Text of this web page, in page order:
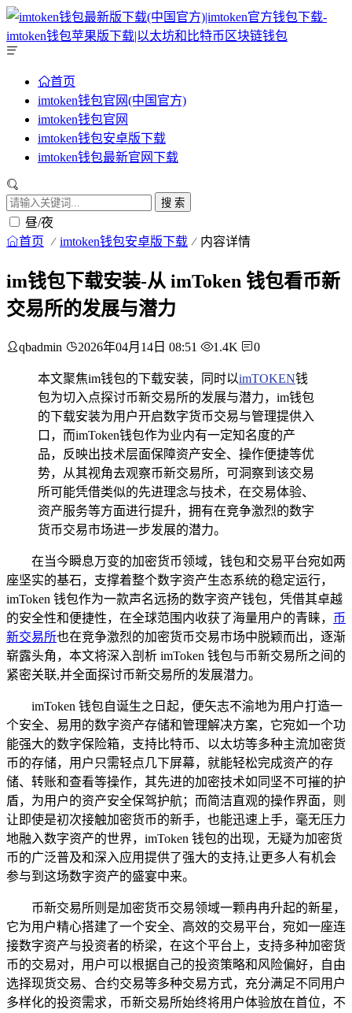
首页
imtoken钱包官网(中国官方)
imtoken钱包官网
imtoken钱包安卓版下载
imtoken钱包最新官网下载
搜 索
昼/夜
首页 imtoken钱包安卓版下载 内容详情
im钱包下载安装-从 imToken 钱包看币新
交易所的发展与潜力
qbadmin 2026年04月14日 08:51 1.4K 0
本文聚焦im钱包的下载安装，同时以imTOKEN钱
包为切入点探讨币新交易所的发展与潜力，im钱包
的下载安装为用户开启数字货币交易与管理提供入
口，而imToken钱包作为业内有一定知名度的产
品，反映出技术层面保障资产安全、操作便捷等优
势，从其视角去观察币新交易所，可洞察到该交易
所可能凭借类似的先进理念与技术，在交易体验、
资产服务等方面进行提升，拥有在竞争激烈的数字
货币交易市场进一步发展的潜力。
在当今瞬息万变的加密货币领域，钱包和交易平台宛如两
座坚实的基石，支撑着整个数字资产生态系统的稳定运行，
imToken 钱包作为一款声名远扬的数字资产钱包，凭借其卓越
的安全性和便捷性，在全球范围内收获了海量用户的青睐， 币
新交易所也在竞争激烈的加密货币交易市场中脱颖而出，逐渐
崭露头角，本文将深入剖析 imToken 钱包与币新交易所之间的
紧密关联,并全面探讨币新交易所的发展潜力。
imToken 钱包自诞生之日起，便矢志不渝地为用户打造一
个安全、易用的数字资产存储和管理解决方案，它宛如一个功
能强大的数字保险箱，支持比特币、以太坊等多种主流加密货
币的存储，用户只需轻点几下屏幕，就能轻松完成资产的存
储、转账和查看等操作，其先进的加密技术如同坚不可摧的护
盾，为用户的资产安全保驾护航；而简洁直观的操作界面，则
让即使是初次接触加密货币的新手，也能迅速上手，毫无压力
地融入数字资产的世界，imToken 钱包的出现，无疑为加密货
币的广泛普及和深入应用提供了强大的支持,让更多人有机会
参与到这场数字资产的盛宴中来。
币新交易所则是加密货币交易领域一颗冉冉升起的新星，
它为用户精心搭建了一个安全、高效的交易平台，宛如一座连
接数字资产与投资者的桥梁，在这个平台上，支持多种加密货
币的交易对，用户可以根据自己的投资策略和风险偏好，自由
选择现货交易、合约交易等多种交易方式，充分满足不同用户
多样化的投资需求，币新交易所始终将用户体验放在首位，不